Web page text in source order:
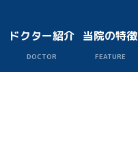
ドクター紹介
DOCTOR
当院の特徴
FEATURE